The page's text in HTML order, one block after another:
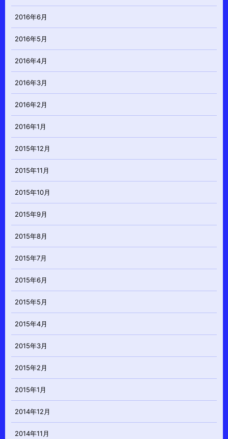
2016年6月
2016年5月
2016年4月
2016年3月
2016年2月
2016年1月
2015年12月
2015年11月
2015年10月
2015年9月
2015年8月
2015年7月
2015年6月
2015年5月
2015年4月
2015年3月
2015年2月
2015年1月
2014年12月
2014年11月